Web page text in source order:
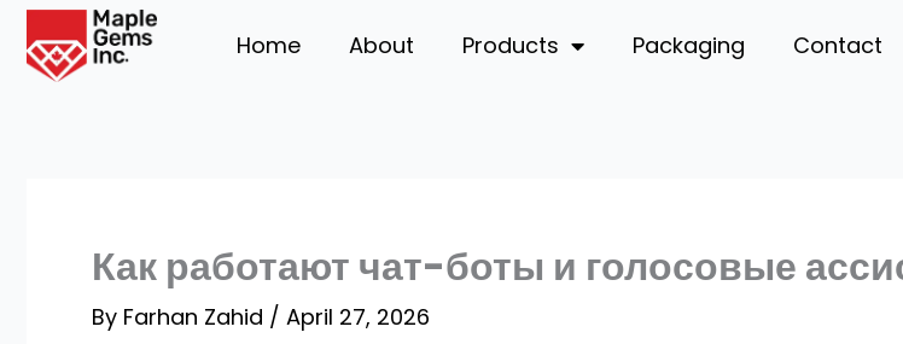
Skip
content
Home About Products Packaging Contact
Как работают чат-боты и голосовые
By Farhan Zahid / April 27, 2026